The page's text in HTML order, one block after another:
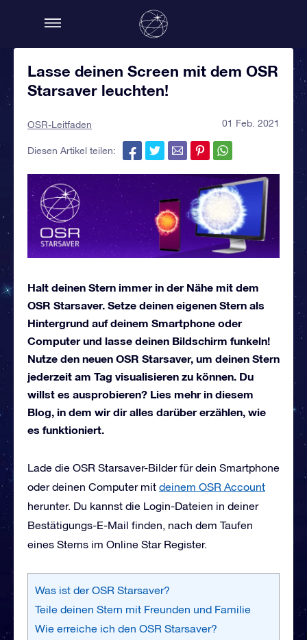
Lasse deinen Screen mit dem OSR
Starsaver leuchten!
OSR-Leitfaden 01 Feb. 2021
Diesen Artikel teilen:
Halt deinen Stern immer in der Nähe mit dem
OSR Starsaver. Setze deinen eigenen Stern als
Hintergrund auf deinem Smartphone oder
Computer und lasse deinen Bildschirm funkeln!
Nutze den neuen OSR Starsaver, um deinen Stern
jederzeit am Tag visualisieren zu können. Du
willst es ausprobieren? Lies mehr in diesem
Blog, in dem wir dir alles darüber erzählen, wie
es funktioniert.
Lade die OSR Starsaver-Bilder für dein Smartphone
oder deinen Computer mit deinem OSR Account
herunter. Du kannst die Login-Dateien in deiner
Bestätigungs-E-Mail finden, nach dem Taufen
eines Sterns im Online Star Register.
Was ist der OSR Starsaver?
Teile deinen Stern mit Freunden und Familie
Wie erreiche ich den OSR Starsaver?